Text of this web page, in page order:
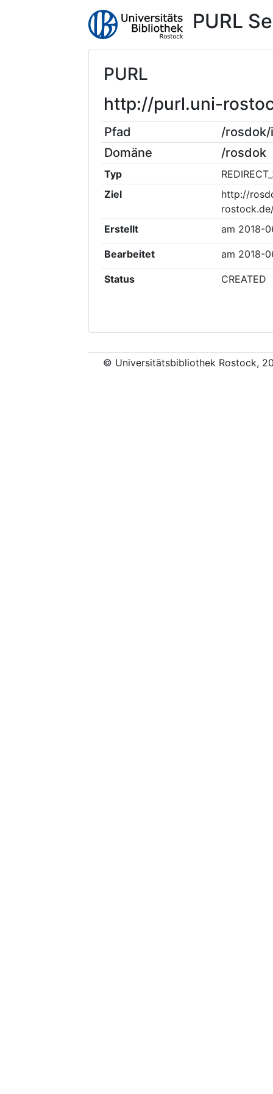
PURL
PURL
http://purl.uni-
Pfad
/rosdok/
Domäne
/rosdok
Typ
Ziel
http://
Erstellt
am 2018-
Bearbeitet am 2018-
Status CREATED
© Universitätsbibliothek Rostock,